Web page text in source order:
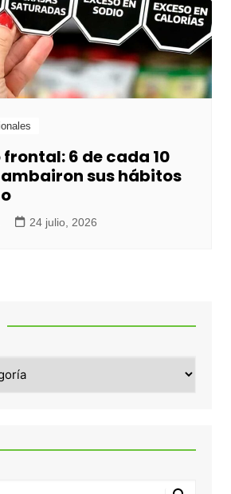
6 de cada 10
sus hábitos
24 julio, 2026